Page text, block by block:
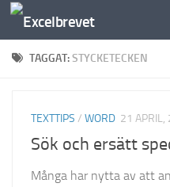
Under innehåll
TAGGAT:STYCKETECKEN
TEXTTIPS / WORD 21 APRIL,
Sök och ersätt
Många har nytta av att